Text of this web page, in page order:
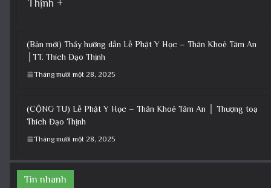
Thịnh +
(Bản mới) Thầy hướng dẫn Lễ Phật Y Học – Thân Khoẻ Tâm An
│TT. Thích Đạo Thịnh
Tháng mười một 28, 2025
(CỘNG TU) Lễ Phật Y Học – Thân Khoẻ Tâm An │ Thượng toạ
Thích Đạo Thịnh
Tháng mười một 28, 2025
Tin nhanh